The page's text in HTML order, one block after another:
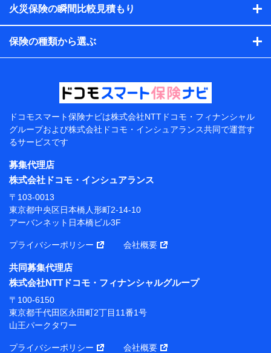
各種セミナーの開催のため
コンサルティングサービスの実施のため
アンケートやキャンペーン等の実施のため
上記に係る案内・手続き・管理等付帯業務を行うため
当該個人データを取り扱う各共同利用者（詳細は次のと
東京都千代田区永田町2丁目11番1号 山王パークタワー
株式会社NTTドコモ 代表取締役社長 前田 義晃
東京都中央区日本橋人形町2-14-10 アーバンネット日
本橋ビル 3F
長 吉村 忠義
※ 当社および株式会社NTTドコモは、お客さまの情報
ソナルデータ憲章」に定める行動原則を順守します 。
※ パーソナルデータダッシュボードの「第三者提供の
管理」の設定状態にかかわらず、共同利用する場合があ
ります。
※ dポイントクラブ会員ではないお客さま（2019年12
月11日以降、一度もdポイントクラブ会員であったこと
がないお客さまに限る）に関する、2019年12月10日以
前に取得した個人データは、こちら の利用目的の範囲内
火災保険の瞬間比較見積もり
保険の種類から選ぶ
ドコモスマート保険ナビは株式会社NTTドコモ・フィナンシャル
グループおよび株式会社ドコモ・インシュアランス共同で運営す
るサービスです
募集代理店
株式会社ドコモ・インシュアランス
〒103-0013
東京都中央区日本橋人形町2-14-10
アーバンネット日本橋ビル3F
プライバシーポリシー 会社概要
共同募集代理店
株式会社NTTドコモ・フィナンシャルグループ
〒100-6150
東京都千代田区永田町2丁目11番1号
山王パークタワー
プライバシーポリシー 会社概要